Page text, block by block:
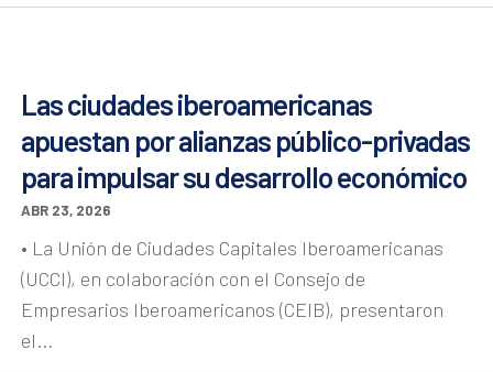
Las ciudades iberoamericanas
apuestan por alianzas público-privadas
para impulsar su desarrollo económico
ABR 23, 2026
• La Unión de Ciudades Capitales Iberoamericanas
(UCCI), en colaboración con el Consejo de
Empresarios Iberoamericanos (CEIB), presentaron
el...